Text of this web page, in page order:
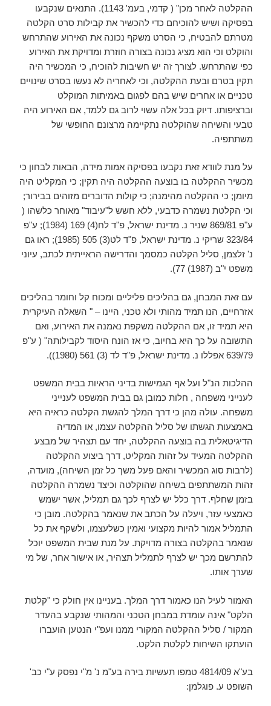
ההקלטה לאחר מכן" ( קדמי, בעמ' 1143). התנאים שנקבעו
בפסיקה ושיש להוכיחם כדי להכשיר את קבילות סרט הקלטה
מטרתם להבטיח, כי הסרט משקף נכונה את האירוע שהתרחש
והוקלט וכי הוא מציג נכונה בצורה חוזרת ומדויקת את האירוע
כפי שהתרחש. לצורך זה יש חשיבות להוכיח, כי המכשיר היה
תקין בטרם ובעת ההקלטה, וכי לאחריה לא נעשו בסרט שינויים
טכניים או אחרים שיש בהם לפגום באמיתות המוקלט
וברציפותו. דיוק בכל אלה עשוי לרוב גם ללמד, אם האירוע היה
טבעי והשיחה שהוקלטה נתקיימה מרצונם החופשי של
משתתפיה.
על מנת לוודא זאת נקבעו בפסיקה אמות מידה, הבאות לבחון כי
מכשיר ההקלטה בו בוצעה ההקלטה היה תקין; כי המקליט היה
מיומן; כי ההקלטה מהימנה; כי קולות הדוברים מזוהים בבירור;
וכי הקלטת נשמרה כדבעי, ללא חשש ל"עיבוד" מאוחר כלשהו (
ע"פ 869/81 שניר נ. מדינת ישראל, פ"ד לח(4) 169 (1984); ע"פ
323/84 שריקי נ. מדינת ישראל, פ"ד לט(3) 505 (1985); ראו גם
נ' זלצמן, סליל הקלטה כמסמך והדרישה הראייתית לכתב, עיוני
משפט י"ב (1987) 77).
עם זאת המבחן, גם בהליכים פליליים ומכוח קל וחומר בהליכים
אזרחיים, הנו תמיד מהותי ולא טכני, היינו – " השאלה העיקרית
היא תמיד זו, אם ההקלטה משקפת נאמנה את האירוע, ואם
התשובה על כך היא בחיוב, כי אז הונח היסוד לקבילותה" ( ע"פ
639/79 אפללו נ. מדינת ישראל, פ"ד לד (3) 561 (1980)).
ההלכות הנ"ל ועל אף הגמישות בדיני הראיות בבית המשפט
לענייני משפחה , חלות כמובן גם בבית המשפט לענייני
משפחה. עולה מהן כי דרך המלך להגשת הקלטה כראיה היא
באמצעות הגשתו של סליל ההקלטה עצמו, או המדיה
הדיגיטאלית בה בוצעה ההקלטה, יחד עם תצהיר של מבצע
ההקלטה המעיד על זהות המקליט, דרך ביצוע ההקלטה
(לרבות סוג המכשיר והאם פעל משך כל זמן השיחה), מועדה,
זהות המשתתפים בשיחה שהוקלטה וכיצד נשמרה ההקלטה
בזמן שחלף. דרך כלל יש לצרף לכך גם תמליל, אשר ישמש
כאמצעי עזר, ויעלה על הכתב את שנאמר בהקלטה. מובן כי
התמליל אמור להיות מקצועי ואמין כשלעצמו, ולשקף את כל
שנאמר בהקלטה בצורה מדויקת. על מנת שבית המשפט יוכל
להתרשם מכך יש לצרף לתמליל תצהיר, או אישור אחר, של מי
שערך אותו.
האמור לעיל הנו כאמור דרך המלך. בעניינו אין חולק כי "קלטת
הלקט" אינה עומדת במבחן הטכני והמהותי שנקבע בהעדר
המקור / סליל ההקלטה המקורי ממנו ועפ"י הנטען הועברו
הועתקו השיחות לקלטת הלקט.
בע"א 4814/09 טמפו תעשיות בירה בע"מ נ' מ"י נפסק ע"י כב'
השופט ע. פוגלמן: